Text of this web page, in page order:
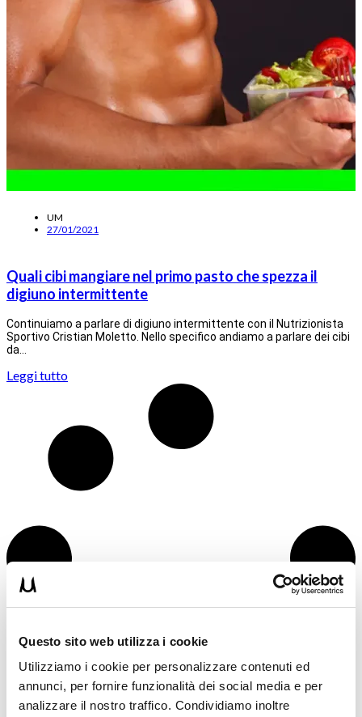
Questo sito web utilizza i cookie
Utilizziamo i cookie per personalizzare contenuti ed
annunci, per fornire funzionalità dei social media e per
analizzare il nostro traffico. Condividiamo inoltre
UM
27/01/2021
Quali cibi mangiare nel primo pasto che spezza il
digiuno intermittente
Continuiamo a parlare di digiuno intermittente con il Nutrizionista
Sportivo Cristian Moletto. Nello specifico andiamo a parlare dei cibi
da…
Leggi tutto